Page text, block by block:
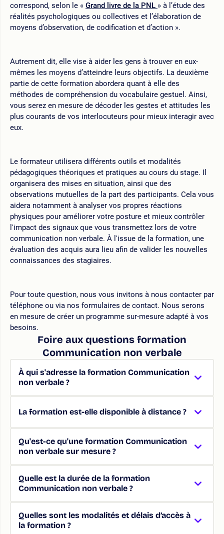
correspond, selon le « Grand livre de la PNL » à l’étude des
réalités psychologiques ou collectives et l’élaboration de
moyens d’observation, de codification et d’action ».
Autrement dit, elle vise à aider les gens à trouver en eux-
mêmes les moyens d’atteindre leurs objectifs. La deuxième
partie de cette formation abordera quant à elle des
méthodes de compréhension du vocabulaire gestuel. Ainsi,
vous serez en mesure de décoder les gestes et attitudes les
plus courants de vos interlocuteurs pour mieux interagir avec
eux.
Le formateur utilisera différents outils et modalités
pédagogiques théoriques et pratiques au cours du stage. Il
organisera des mises en situation, ainsi que des
observations mutuelles de la part des participants. Cela vous
aidera notamment à analyser vos propres réactions
physiques pour améliorer votre posture et mieux contrôler
l'impact des signaux que vous transmettez lors de votre
communication non verbale. À l'issue de la formation, une
évaluation des acquis aura lieu afin de valider les nouvelles
connaissances des stagiaires.
Pour toute question, nous vous invitons à nous contacter par
téléphone ou via nos formulaires de contact. Nous serons
en mesure de créer un programme sur-mesure adapté à vos
besoins.
Foire aux questions formation
Communication non verbale
À qui s'adresse la formation Communication
non verbale ?
La formation est-elle disponible à distance ?
Qu'est-ce qu'une formation Communication
non verbale sur mesure ?
Quelle est la durée de la formation
Communication non verbale ?
Quelles sont les modalités et délais d’accès à
la formation ?